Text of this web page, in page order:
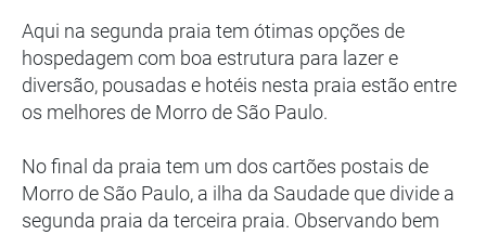
Aqui na segunda praia tem ótimas opções de
hospedagem com boa estrutura para lazer e
diversão, pousadas e hotéis nesta praia estão entre
os melhores de Morro de São Paulo.
No final da praia tem um dos cartões postais de
Morro de São Paulo, a ilha da Saudade que divide a
segunda praia da terceira praia. Observando bem